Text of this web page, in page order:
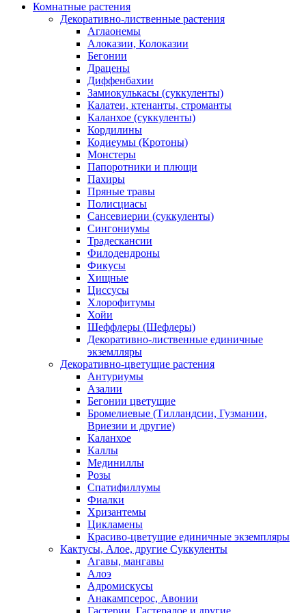
Комнатные растения
Декоративно-лиственные растения
Аглаонемы
Алоказии, Колоказии
Бегонии
Драцены
Диффенбахии
Замиокулькасы (суккуленты)
Калатеи, ктенанты, строманты
Каланхое (суккуленты)
Кордилины
Кодиеумы (Кротоны)
Монстеры
Папоротники и плющи
Пахиры
Пряные травы
Полисциасы
Сансевиерии (суккуленты)
Сингониумы
Традескансии
Филодендроны
Фикусы
Хищные
Циссусы
Хлорофитумы
Хойи
Шеффлеры (Шефлеры)
Декоративно-лиственные единичные
экземлляры
Декоративно-цветущие растения
Антуриумы
Азалии
Бегонии цветущие
Бромелиевые (Тилландсии, Гузмании,
Вриезии и другие)
Каланхое
Каллы
Мединиллы
Розы
Спатифиллумы
Фиалки
Хризантемы
Цикламены
Красиво-цветущие единичные экземпляры
Кактусы, Алое, другие Суккуленты
Агавы, мангавы
Алоэ
Адромискусы
Анакампсерос, Авонии
Гастерии, Гастералое и другие